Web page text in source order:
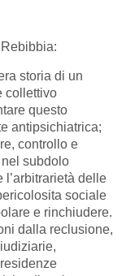
storia di un
collettivo
questo
antipsichiatrica;
controllo e
subdolo
l’arbitrarietà delle
sociale
e rinchiudere.
dalla reclusione,